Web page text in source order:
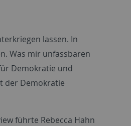
lassen. In
Was mir unfassbaren
Demokratie und
der Demokratie
führte Rebecca Hahn